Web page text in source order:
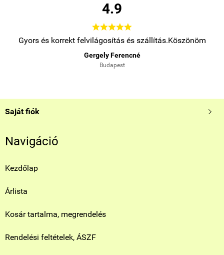
4.9

Régóta használom elégedett vagyok .
Rieger Károlyné
Saját fiók 
Navigáció
Kezdőlap
Árlista
Kosár tartalma, megrendelés
Rendelési feltételek, ÁSZF